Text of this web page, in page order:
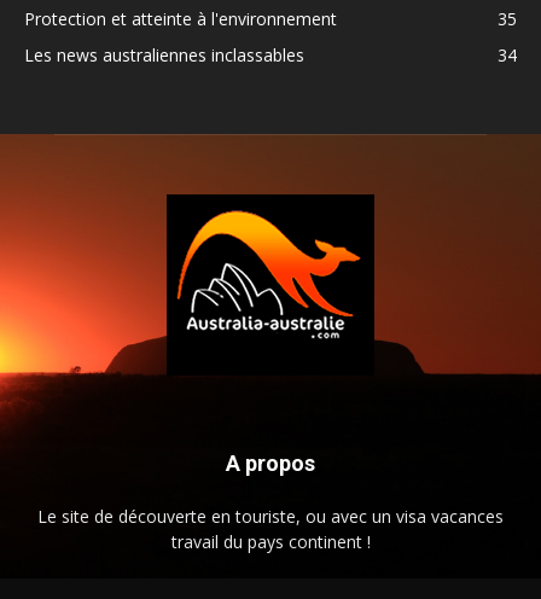
Protection et atteinte à l'environnement
35
Les news australiennes inclassables
34
A propos
Le site de découverte en touriste, ou avec un visa vacances
travail du pays continent !